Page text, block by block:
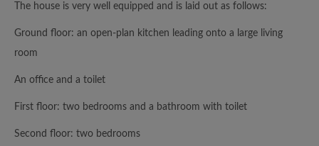
The house is very well equipped and is laid out as follows:
Ground floor: an open-plan kitchen leading onto a large living
room
An office and a toilet
First floor: two bedrooms and a bathroom with toilet
Second floor: two bedrooms